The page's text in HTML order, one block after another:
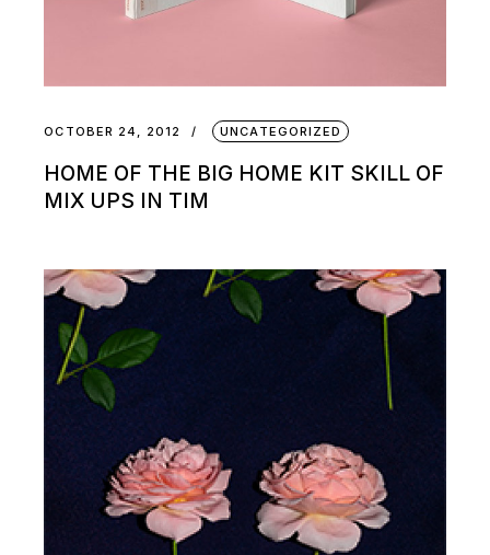
OCTOBER 24, 2012 UNCATEGORIZED
HOME OF THE BIG HOME KIT SKILL OF
MIX UPS IN TIM